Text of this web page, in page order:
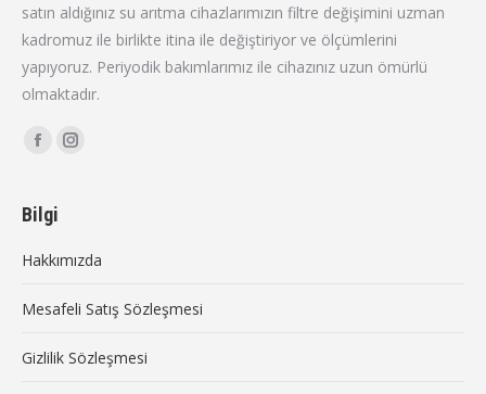
satın aldığınız su arıtma cihazlarımızın filtre değişimini uzman
kadromuz ile birlikte itina ile değiştiriyor ve ölçümlerini
yapıyoruz. Periyodik bakımlarımız ile cihazınız uzun ömürlü
olmaktadır.
Find us on:
Facebook
opens
new
Instagram
new
Bilgi
Hakkımızda
Mesafeli Satış Sözleşmesi
Gizlilik Sözleşmesi